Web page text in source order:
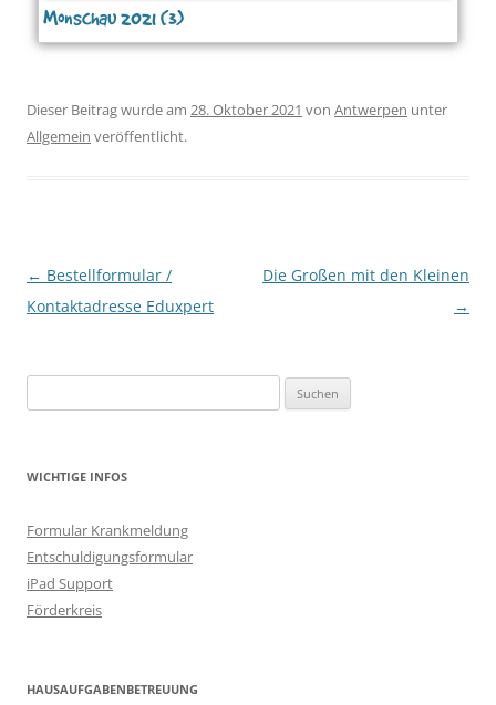
Monschau 2021 (3)
Dieser Beitrag wurde am 28. Oktober 2021 von Antwerpen unter
Allgemein veröffentlicht.
Beitragsnavigation
← Bestellformular /
Kontaktadresse Eduxpert
Die Großen mit den Kleinen
→
nach:
WICHTIGE INFOS
Formular Krankmeldung
Entschuldigungsformular
iPad Support
Förderkreis
HAUSAUFGABENBETREUUNG